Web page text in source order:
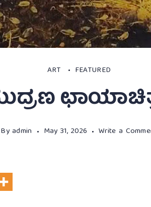
ART FEATURED
By admin May 31, 2026 Write a